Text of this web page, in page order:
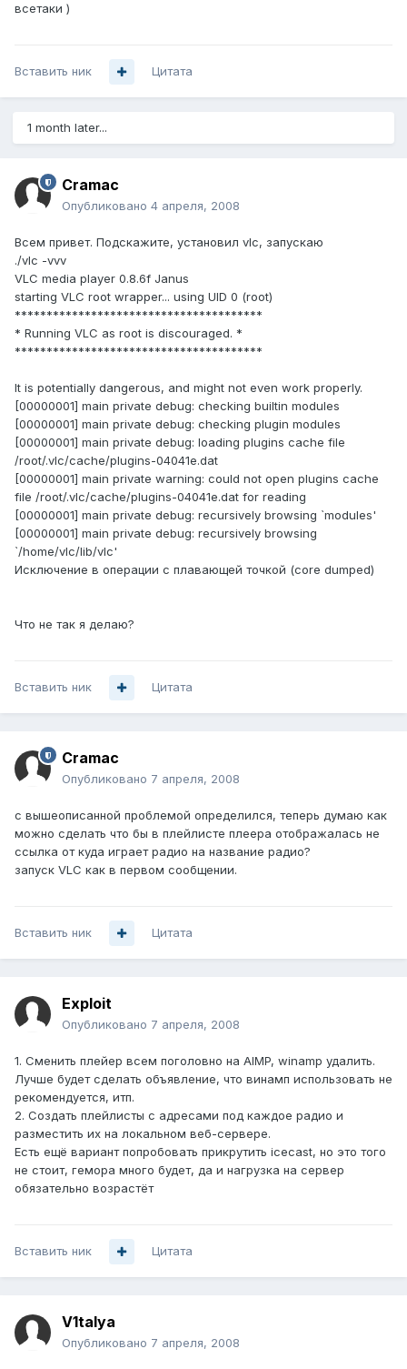
всетаки )
Вставить ник Цитата
1 month later...
Cramac
Опубликовано 4 апреля, 2008
Всем привет. Подскажите, установил vlc, запускаю
./vlc -vvv
VLC media player 0.8.6f Janus
starting VLC root wrapper... using UID 0 (root)
***************************************
* Running VLC as root is discouraged. *
***************************************
It is potentially dangerous, and might not even work properly.
[00000001] main private debug: checking builtin modules
[00000001] main private debug: checking plugin modules
[00000001] main private debug: loading plugins cache file
/root/.vlc/cache/plugins-04041e.dat
[00000001] main private warning: could not open plugins cache
file /root/.vlc/cache/plugins-04041e.dat for reading
[00000001] main private debug: recursively browsing `modules'
[00000001] main private debug: recursively browsing
`/home/vlc/lib/vlc'
Исключение в операции с плавающей точкой (core dumped)
Что не так я делаю?
Вставить ник Цитата
Cramac
Опубликовано 7 апреля, 2008
с вышеописанной проблемой определился, теперь думаю как
можно сделать что бы в плейлисте плеера отображалась не
ссылка от куда играет радио на название радио?
запуск VLC как в первом сообщении.
Вставить ник Цитата
Exploit
Опубликовано 7 апреля, 2008
1. Сменить плейер всем поголовно на AIMP, winamp удалить.
Лучше будет сделать объявление, что винамп использовать не
рекомендуется, итп.
2. Создать плейлисты с адресами под каждое радио и
разместить их на локальном веб-сервере.
Есть ещё вариант попробовать прикрутить icecast, но это того
не стоит, гемора много будет, да и нагрузка на сервер
обязательно возрастёт
Вставить ник Цитата
V1talya
Опубликовано 7 апреля, 2008